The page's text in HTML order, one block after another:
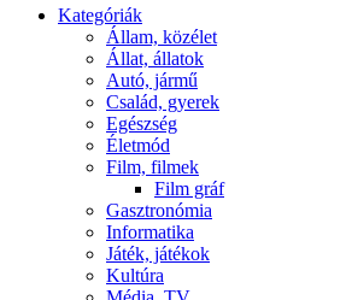
Kategóriák
Állam, közélet
Állat, állatok
Autó, jármű
Család, gyerek
Egészség
Életmód
Film, filmek
Film gráf
Gasztronómia
Informatika
Játék, játékok
Kultúra